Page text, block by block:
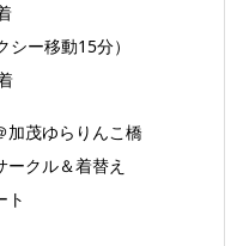
シー移動15分）
加茂ゆらりんこ橋
クル＆着替え
ト